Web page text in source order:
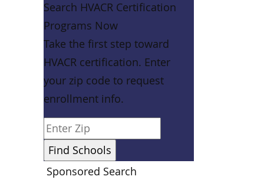
Search HVACR Certification
Programs Now
Take the first step toward
HVACR certification. Enter
your zip code to request
enrollment info.
Sponsored Search